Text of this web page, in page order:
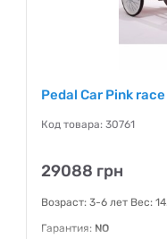
Pedal Car Pink
Код товара: 30761
29088 грн
Возраст: 3-6 лет Вес:
Гарантия: NO